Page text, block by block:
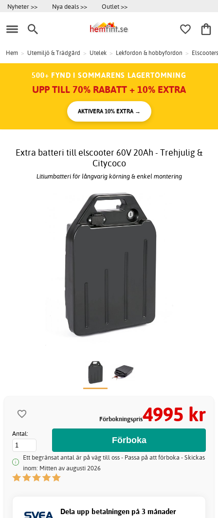
Nyheter >> Nya deals >> Outlet >>
Hem > Utemiljö & Trädgård > Utelek > Lekfordon & hobbyfordon > Elscooters
500+ FYND I SOMMARENS LAGERTÖMNING
UPP TILL 70% RABATT + 10% EXTRA
AKTIVERA 10% EXTRA →
Extra batteri till elscooter 60V 20Ah - Trehjulig &
Citycoco
Litiumbatteri för långvarig körning & enkel montering
Förbokningspris4995 kr
Antal:
Ett begränsat antal är på väg till oss - Passa på att förboka - Skickas
inom: Mitten av augusti 2026
Dela upp betalningen på 3 månader